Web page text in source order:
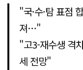
"국·수·탐 표점
져…"
"고3-재수생 격
세 전망"